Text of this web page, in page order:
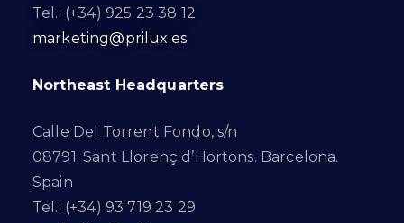
Tel.: (+34) 925 23 38 12
marketing@prilux.es
Northeast Headquarters
Calle Del Torrent Fondo, s/n
08791. Sant Llorenç d’Hortons. Barcelona.
Spain
Tel.: (+34) 93 719 23 29